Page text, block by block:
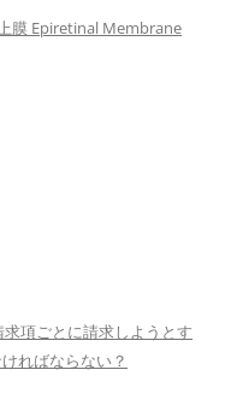
膜 Epiretinal Membrane
項ごとに請求しようとす
ればならない？